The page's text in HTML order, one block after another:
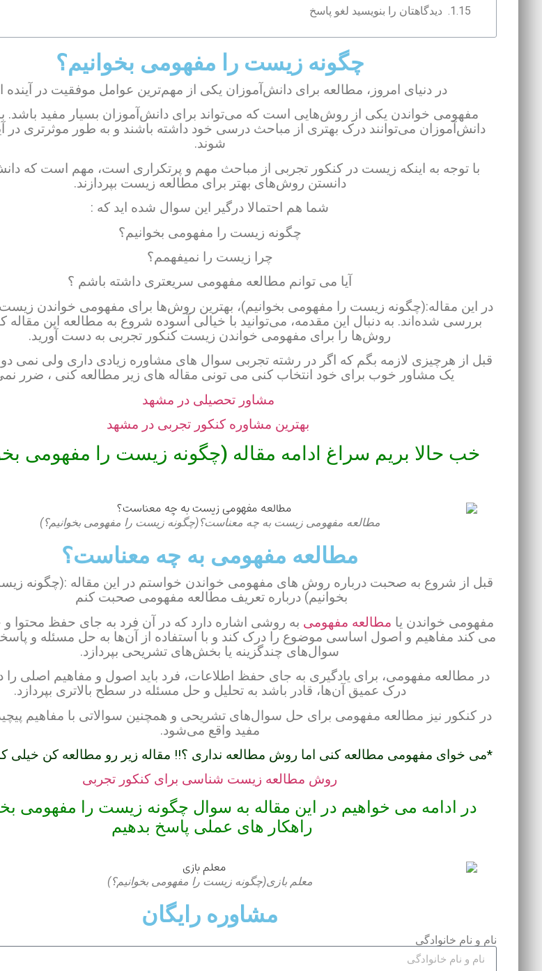
دیدگاهتان را بنویسید لغو پاسخ
چگونه زیست را مفهومی بخوانیم؟
در دنیای امروز، مطالعه برای دانش‌آموزان یکی از مهم‌ترین عوامل موفقیت در
مفهومی خواندن یکی از روش‌هایی است که می‌تواند برای دانش‌آموزان بسیار مفید باشد.
دانش‌آموزان می‌توانند درک بهتری از مباحث درسی خود داشته باشند و به طور موثرتری در
شوند.
با توجه به اینکه زیست در کنکور تجربی از مباحث مهم و پرتکراری است، مهم است که
دانستن روش‌های بهتر برای مطالعه زیست بپردازند.
شما هم احتمالا درگیر این سوال شده اید که :
چگونه زیست را مفهومی بخوانیم؟
چرا زیست را نمیفهمم؟
آیا می توانم مطالعه مفهومی سریعتری داشته باشم ؟
در این مقاله:(چگونه زیست را مفهومی بخوانیم)، بهترین روش‌ها برای مفهومی خواندن
بررسی شده‌اند. به دنبال این مقدمه، می‌توانید با خیالی آسوده شروع به مطالعه این مقاله
روش‌ها را برای مفهومی خواندن زیست کنکور تجربی به دست آورید.
قبل از هرچیزی لازمه بگم که اگر در رشته تجربی سوال های مشاوره زیادی داری ولی نمی
یک مشاور خوب برای خود انتخاب کنی می تونی مقاله های زیر مطالعه کنی ، ضرر
مشاور تحصیلی در مشهد
بهترین مشاوره کنکور تجربی در مشهد
خب حالا بریم سراغ ادامه مقاله (چگونه زیست را مفهومی
مطالعه مفهومی زیست به چه معناست؟(چگونه زیست را مفهومی بخوانیم؟)
مطالعه مفهومی به چه معناست؟
قبل از شروع به صحبت درباره روش های مفهومی خواندن خواستم در این مقاله :(چگونه
بخوانیم) درباره تعریف مطالعه مفهومی صحبت کنم
مفهومی خواندن یا مطالعه مفهومی به روشی اشاره دارد که در آن فرد به جای حفظ محتوا
می کند مفاهیم و اصول اساسی موضوع را درک کند و با استفاده از آن‌ها به حل مسئله و
سوال‌های چندگزینه یا بخش‌های تشریحی بپردازد.
در مطالعه مفهومی، برای یادگیری به جای حفظ اطلاعات، فرد باید اصول و مفاهیم اصلی را
درک عمیق آن‌ها، قادر باشد به تحلیل و حل مسئله در سطح بالاتری بپردازد.
در کنکور نیز مطالعه مفهومی برای حل سوال‌های تشریحی و همچنین سوالاتی با مفاهیم
مفید واقع می‌شود.
*می خوای مفهومی مطالعه کنی اما روش مطالعه نداری ؟!! مقاله زیر رو مطالعه کن
روش مطالعه زیست شناسی برای کنکور تجربی
در ادامه می خواهیم در این مقاله به سوال چگونه زیست را مفهومی
راهکار های عملی پاسخ بدهیم
معلم بازی(چگونه زیست را مفهومی بخوانیم؟)
مشاوره رایگان
نام و نام خانوادگی